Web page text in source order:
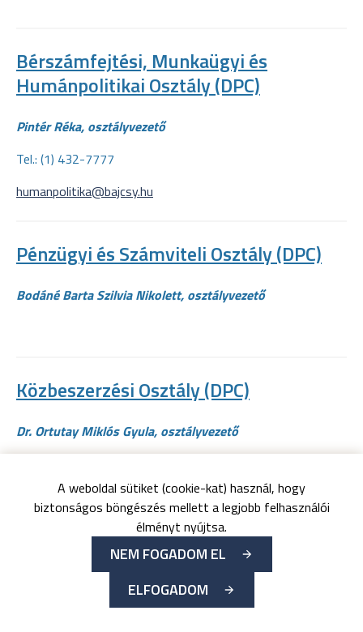
A weboldal sütiket (cookie-kat) használ, hogy
biztonságos böngészés mellett a legjobb felhasználói
élményt nyújtsa.
NEM FOGADOM EL
ELFOGADOM
Bérszámfejtési, Munkaügyi és
Humánpolitikai Osztály (DPC)
Pintér Réka, osztályvezető
Tel.: (1) 432-7777
humanpolitika@bajcsy.hu
Pénzügyi és Számviteli Osztály (DPC)
Bodáné Barta Szilvia Nikolett, osztályvezető
Közbeszerzési Osztály (DPC)
Dr. Ortutay Miklós Gyula, osztályvezető
Orvostechnológiai és Logisztikai
Osztály (DPC)
Baksai Lajos, osztályvezető